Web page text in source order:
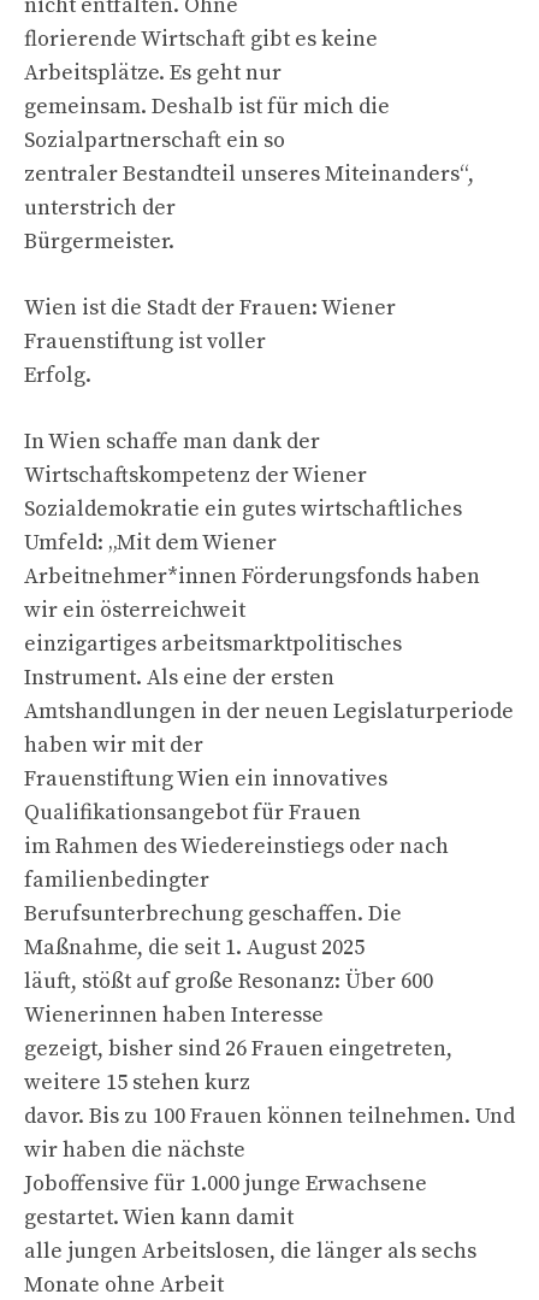
florierende Wirtschaft gibt es keine
Arbeitsplätze. Es geht nur
gemeinsam. Deshalb ist für mich die
Sozialpartnerschaft ein so
zentraler Bestandteil unseres Miteinanders“,
unterstrich der
Bürgermeister.
Wien ist die Stadt der Frauen: Wiener
Frauenstiftung ist voller
Erfolg.
In Wien schaffe man dank der
Wirtschaftskompetenz der Wiener
Sozialdemokratie ein gutes wirtschaftliches
Umfeld: „Mit dem Wiener
Arbeitnehmer*innen Förderungsfonds haben
wir ein österreichweit
einzigartiges arbeitsmarktpolitisches
Instrument. Als eine der ersten
Amtshandlungen in der neuen Legislaturperiode
haben wir mit der
Frauenstiftung Wien ein innovatives
Qualifikationsangebot für Frauen
im Rahmen des Wiedereinstiegs oder nach
familienbedingter
Berufsunterbrechung geschaffen. Die
Maßnahme, die seit 1. August 2025
läuft, stößt auf große Resonanz: Über 600
Wienerinnen haben Interesse
gezeigt, bisher sind 26 Frauen eingetreten,
weitere 15 stehen kurz
davor. Bis zu 100 Frauen können teilnehmen. Und
wir haben die nächste
Joboffensive für 1.000 junge Erwachsene
gestartet. Wien kann damit
alle jungen Arbeitslosen, die länger als sechs
Monate ohne Arbeit